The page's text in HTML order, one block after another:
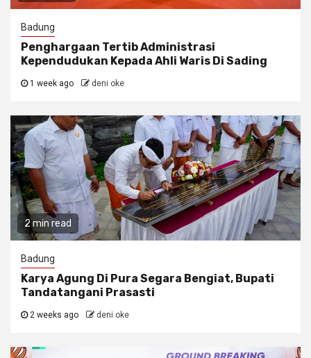
Badung
Penghargaan Tertib Administrasi
Kependudukan Kepada Ahli Waris Di Sading
1 week ago deni oke
2 min read
Badung
Karya Agung Di Pura Segara Bengiat, Bupati
Tandatangani Prasasti
2 weeks ago deni oke